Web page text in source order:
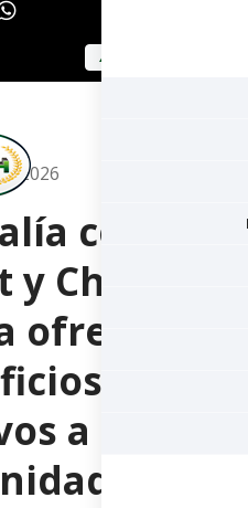
APLICAR AHORA
2026
con
China
ofrecer
a su